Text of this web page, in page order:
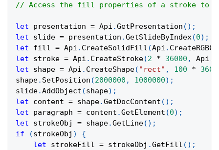
// Access the fill properties of a stroke to
let presentation = Api .GetPresentation ( ) ;
let slide = presentation .GetSlideByIndex(0) ;
let fill = Api . CreateSolidFill (Api .
let stroke = Api . CreateStroke(2 * 36000 , Api .
let shape = Api . CreateShape( "rect" , 100 *
shape. SetPosition (2000000 , 1000000) ;
slide.AddObject (shape) ;
let content = shape.GetDocContent ( ) ;
let paragraph = content .GetElement (0) ;
let strokeObj = shape.GetLine( ) ;
if
(strokeObj )
{
let strokeFill = strokeObj .GetFill ( ) ;